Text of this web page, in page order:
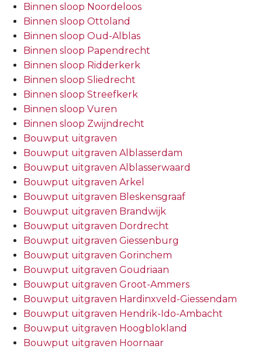
Binnen sloop Noordeloos
Binnen sloop Ottoland
Binnen sloop Oud-Alblas
Binnen sloop Papendrecht
Binnen sloop Ridderkerk
Binnen sloop Sliedrecht
Binnen sloop Streefkerk
Binnen sloop Vuren
Binnen sloop Zwijndrecht
Bouwput uitgraven
Bouwput uitgraven Alblasserdam
Bouwput uitgraven Alblasserwaard
Bouwput uitgraven Arkel
Bouwput uitgraven Bleskensgraaf
Bouwput uitgraven Brandwijk
Bouwput uitgraven Dordrecht
Bouwput uitgraven Giessenburg
Bouwput uitgraven Gorinchem
Bouwput uitgraven Goudriaan
Bouwput uitgraven Groot-Ammers
Bouwput uitgraven Hardinxveld-Giessendam
Bouwput uitgraven Hendrik-Ido-Ambacht
Bouwput uitgraven Hoogblokland
Bouwput uitgraven Hoornaar